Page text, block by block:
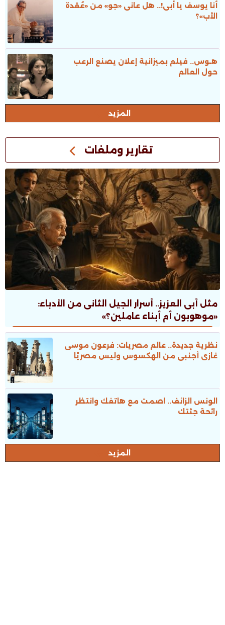
أنا يوسف يا أبى!.. هل عانى «جو» من «عُقدة
الأب»؟
هـوس.. فيلم بميزانية إعلان يصنع الرعب
حول العالم
المزيد
تقارير وملفات
مثل أبى العزيز.. أسرار الجيل الثانى من الأدباء:
«موهوبون أم أبناء عاملين؟»
نظرية جديدة.. عالم مصريات: فرعون موسى
غازى أجنبى من الهكسوس وليس مصريًا
الونس الزائف.. اصمت مع هاتفك وانتظر
رائحة جثتك
المزيد